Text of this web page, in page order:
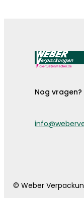
Nog vragen?
© Weber